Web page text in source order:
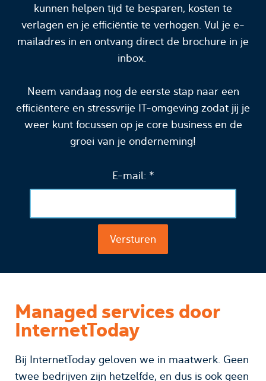
kunnen helpen tijd te besparen, kosten te
verlagen en je efficiëntie te verhogen. Vul je e-
mailadres in en ontvang direct de brochure in je
inbox.
Neem vandaag nog de eerste stap naar een
efficiëntere en stressvrije IT-omgeving zodat jij je
weer kunt focussen op je core business en de
groei van je onderneming!
E-mail: *
Managed services door
InternetToday
Bij InternetToday geloven we in maatwerk. Geen
twee bedrijven zijn hetzelfde, en dus is ook geen